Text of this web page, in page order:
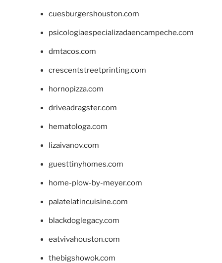
cuesburgershouston.com
psicologiaespecializadaencampeche.com
dmtacos.com
crescentstreetprinting.com
hornopizza.com
driveadragster.com
hematologa.com
lizaivanov.com
guesttinyhomes.com
home-plow-by-meyer.com
palatelatincuisine.com
blackdoglegacy.com
eatvivahouston.com
thebigshowok.com